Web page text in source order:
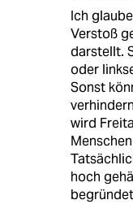
Ich
Verstoß
darstellt.
oder
Sonst
wird
hoch